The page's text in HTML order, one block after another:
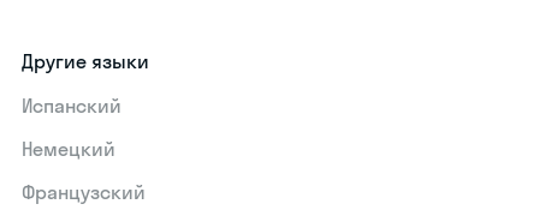
Другие языки
Испанский
Немецкий
Французский